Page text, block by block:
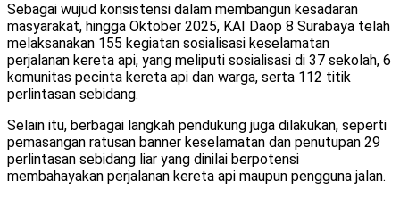
Sebagai wujud konsistensi dalam membangun kesadaran
masyarakat, hingga Oktober 2025, KAI Daop 8 Surabaya telah
melaksanakan 155 kegiatan sosialisasi keselamatan
perjalanan kereta api, yang meliputi sosialisasi di 37 sekolah, 6
komunitas pecinta kereta api dan warga, serta 112 titik
perlintasan sebidang.
Selain itu, berbagai langkah pendukung juga dilakukan, seperti
pemasangan ratusan banner keselamatan dan penutupan 29
perlintasan sebidang liar yang dinilai berpotensi
membahayakan perjalanan kereta api maupun pengguna jalan.